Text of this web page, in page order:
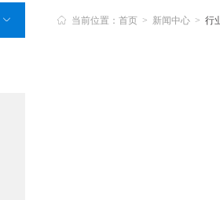
  当前位置：首页 > 新闻中心 > 行